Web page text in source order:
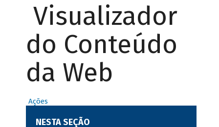
Visualizador
do Conteúdo
da Web
Ações
NESTA SEÇÃO